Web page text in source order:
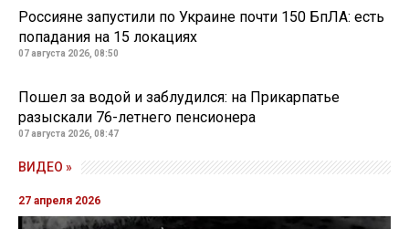
Россияне запустили по Украине почти 150 БпЛА: есть
попадания на 15 локациях
07 августа 2026, 08:50
Пошел за водой и заблудился: на Прикарпатье
разыскали 76-летнего пенсионера
07 августа 2026, 08:47
ВИДЕО »
27 апреля 2026